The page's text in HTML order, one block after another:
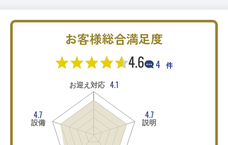
お客様総合満足度
4.6 4 件
お迎え対応 4.1
4.7
説明
4.7
設備